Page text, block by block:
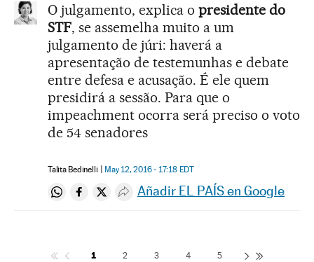
O julgamento, explica o presidente do
STF, se assemelha muito a um
julgamento de júri: haverá a
apresentação de testemunhas e debate
entre defesa e acusação. É ele quem
presidirá a sessão. Para que o
impeachment ocorra será preciso o voto
de 54 senadores
Talita Bedinelli May 12, 2016 - 17:18 EDT
Compartir en Whatsapp
Compartir en Facebook
Compartir en Twitter
Desplegar Redes Sociales
Añadir EL PAÍS en Google
1 2 3 4 5